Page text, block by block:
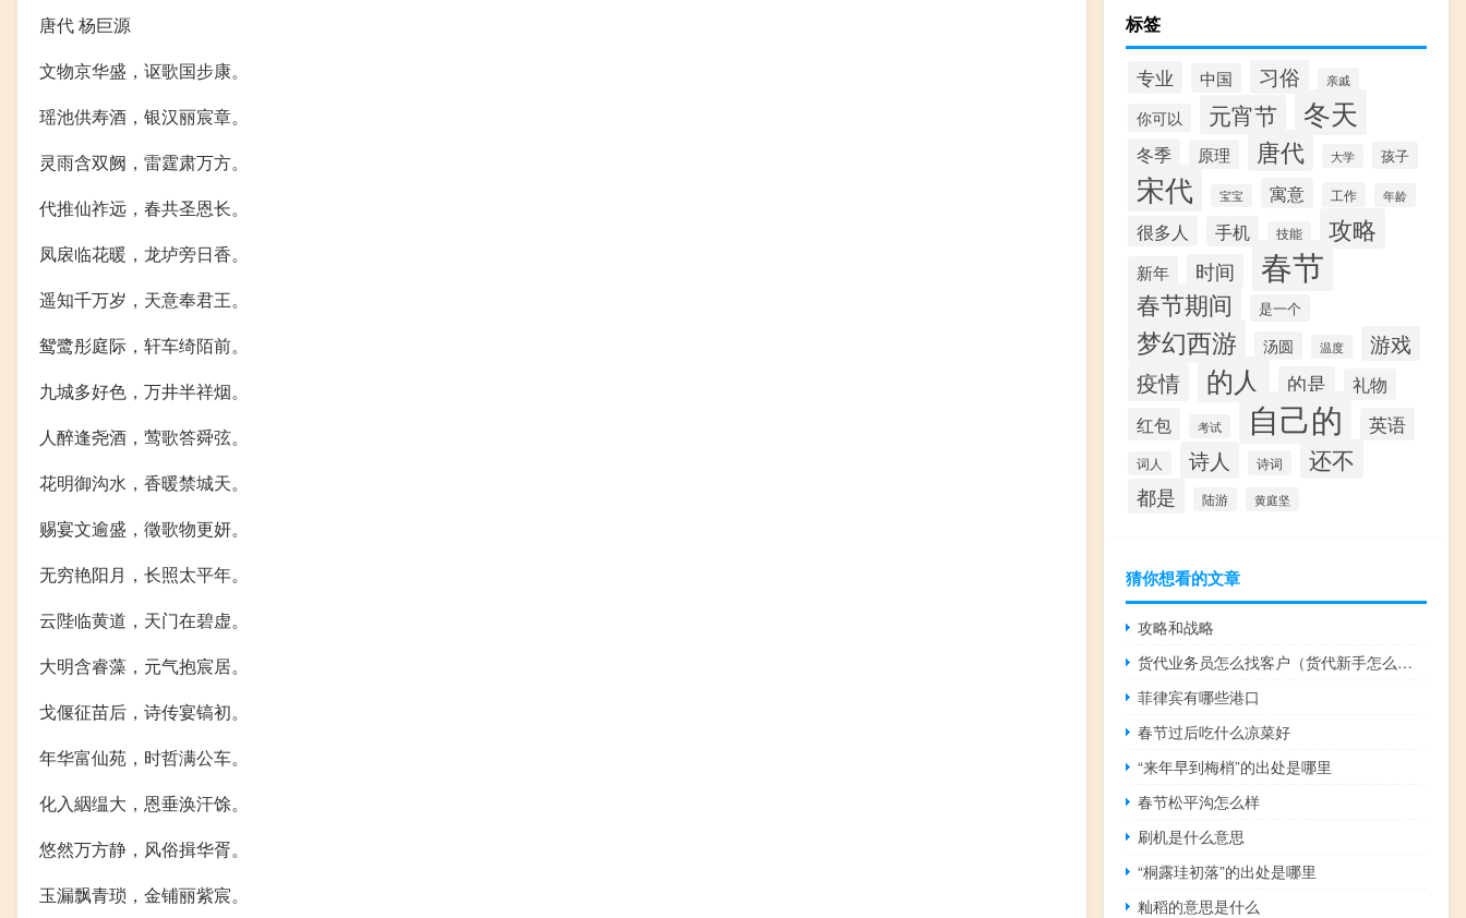
唐代 杨巨源
文物京华盛，讴歌国步康。
瑶池供寿酒，银汉丽宸章。
灵雨含双阙，雷霆肃万方。
代推仙祚远，春共圣恩长。
凤扆临花暖，龙垆旁日香。
遥知千万岁，天意奉君王。
鸳鹭彤庭际，轩车绮陌前。
九城多好色，万井半祥烟。
人醉逢尧酒，莺歌答舜弦。
花明御沟水，香暖禁城天。
赐宴文逾盛，徵歌物更妍。
无穷艳阳月，长照太平年。
云陛临黄道，天门在碧虚。
大明含睿藻，元气抱宸居。
戈偃征苗后，诗传宴镐初。
年华富仙苑，时哲满公车。
化入絪缊大，恩垂涣汗馀。
悠然万方静，风俗揖华胥。
玉漏飘青琐，金铺丽紫宸。
标签
专业 中国 习俗 亲戚
你可以 元宵节 冬天
冬季 原理 唐代 大学 孩子
宋代 宝宝 寓意 工作 年龄
很多人 手机 技能 攻略
新年 时间 春节
春节期间 是一个
梦幻西游 汤圆 温度 游戏
疫情 的人 的是 礼物
红包 考试 自己的 英语
词人 诗人 诗词 还不
都是 陆游 黄庭坚
猜你想看的文章
攻略和战略
货代业务员怎么找客户（货代新手怎么找客户）
菲律宾有哪些港口
春节过后吃什么凉菜好
“来年早到梅梢”的出处是哪里
春节松平沟怎么样
刷机是什么意思
“桐露珪初落”的出处是哪里
籼稻的意思是什么